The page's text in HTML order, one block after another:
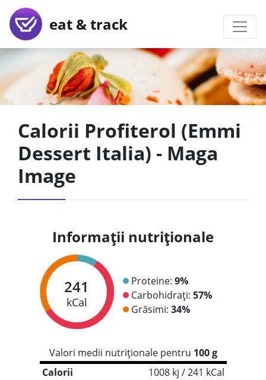
eat & track
Calorii Profiterol (Emmi
Dessert Italia) - Maga
Image
Informații nutriționale
241
kCal
Proteine: 9%
Carbohidrați: 57%
Grăsimi: 34%
Valori medii nutriționale pentru 100 g
Calorii
1008 kj / 241 kCal